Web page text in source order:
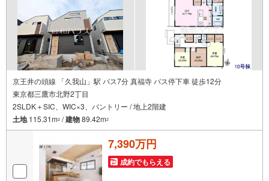
ォン連動テレビドアホンやエコジョーズも備え、毎日の暮
らしを快適に支えます。現地確認にも最適。
京王井の頭線 「久我山」駅 バス7分 真福寺 バス停下車 徒歩12分
東京都三鷹市北野2丁目
2SLDK＋SIC、WIC×3、パントリー / 地上2階建
土地115.31m2 /建物89.42m2
7,390万円
成約でもらえる